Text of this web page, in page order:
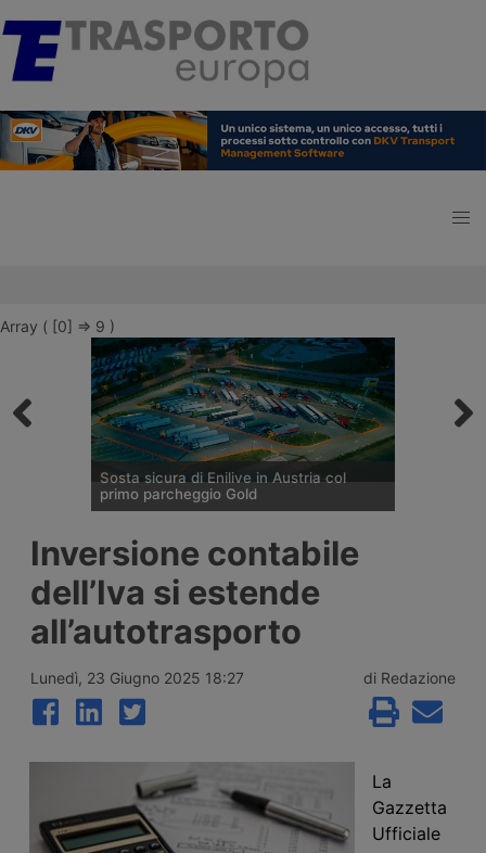
Array ( [0] => 9 )
Sosta sicura di Enilive in Austria col
primo parcheggio Gold
Marienkirchen bei Schärding, lungo
l’autostrada A8 Innkreis, il primo
parcheggio per veicoli industriali del Paese
certificato Gold secondo lo standard
Sstpa. La struttura da 74 posti rientra in un
progetto dell’Unione Europea per
tra Austria, Italia e Germania.
Inversione contabile
dell’Iva si estende
all’autotrasporto
Lunedì, 23 Giugno 2025 18:27 di Redazione
La
Gazzetta
Ufficiale